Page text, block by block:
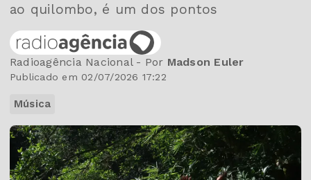
ao quilombo, é um dos pontos
Radioagência Nacional - Por Madson Euler
Publicado em 02/07/2026 17:22
Música